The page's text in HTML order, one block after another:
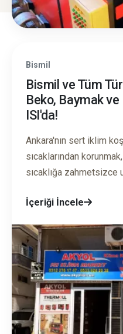
Bismil
Bismil ve Tüm
Beko, Baymak
ISI'da!
Ankara'nın sert iklim
sıcaklarından
sıcaklığa zahmetsizce
İçeriği İncele